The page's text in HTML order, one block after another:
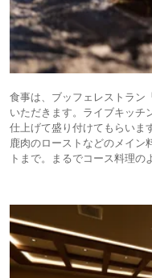
食事は、ブッフェレストラン
いただきます。ライブキッチ
仕上げて盛り付けてもらいま
鹿肉のローストなどのメイン
トまで。まるでコース料理の